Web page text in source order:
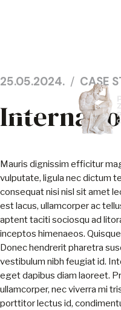
Skip
content
NASLOVNA
AKTUALNO
O ZAVODU
KONTAKT
HR
HR
25.05.2024. CASE
Mauris dignissim efficitur
vulputate, ligula nec dictum
consequat nisi nisl sit amet
est lacus, ullamcorper ac
aptent taciti sociosqu ad
inceptos himenaeos.
Donec hendrerit pharetra
vestibulum nibh feugiat id.
eget dapibus diam laoreet.
ullamcorper, nec viverra mi
porttitor lectus id,